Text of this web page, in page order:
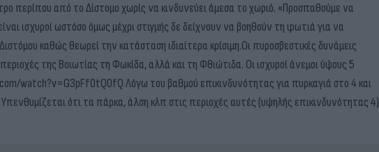
περίπου από το Δίστομο χωρίς να κινδυνεύει άμεσα το χωριό. «Προσπαθούμε να
ισχυροί ωστόσο όμως μέχρι στιγμής δε δείχνουν να βοηθούν τη φωτιά για να
καθώς θεωρεί την κατάσταση ιδιαίτερα κρίσιμη.Οι πυροσβεστικές δυνάμεις
της Βοιωτίας τη Φωκίδα, αλλά και τη Φθιώτιδα. Οι ισχυροί άνεμοι ύψους 5
watch?v=G3pFf0tQ0fQ Λόγω του βαθμού επικινδυνότητας για πυρκαγιά στο 4 και
ότι τα πάρκα, άλση κλπ στις περιοχές αυτές (υψηλής επικινδυνότητας 4)